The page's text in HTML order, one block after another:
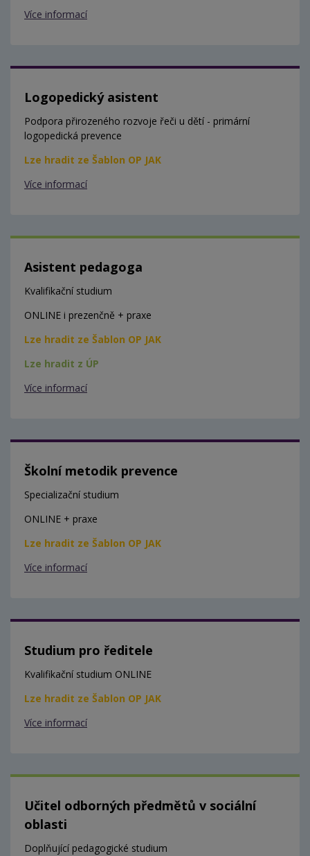
Více informací
Logopedický asistent
Podpora přirozeného rozvoje řeči u dětí - primární
logopedická prevence
Lze hradit ze Šablon OP JAK
Více informací
Asistent pedagoga
Kvalifikační studium
ONLINE i prezenčně + praxe
Lze hradit ze Šablon OP JAK
Lze hradit z ÚP
Více informací
Školní metodik prevence
Specializační studium
ONLINE + praxe
Lze hradit ze Šablon OP JAK
Více informací
Studium pro ředitele
Kvalifikační studium ONLINE
Lze hradit ze Šablon OP JAK
Více informací
Učitel odborných předmětů v sociální
oblasti
Doplňující pedagogické studium